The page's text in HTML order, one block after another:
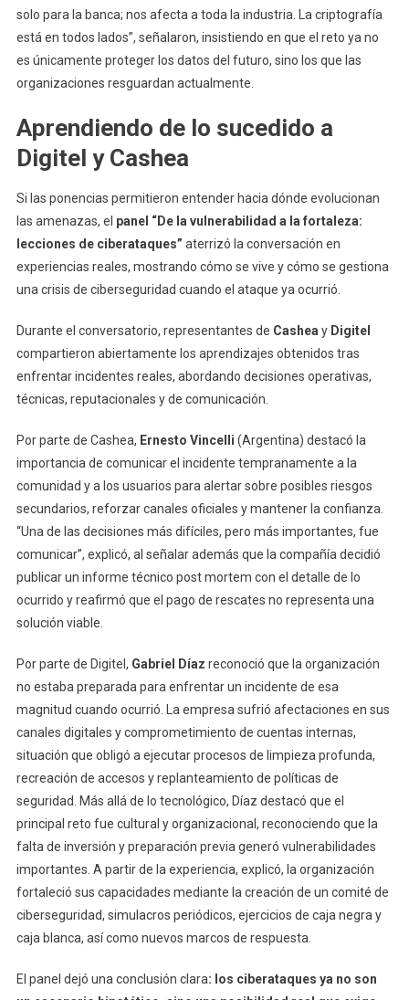
solo para la banca; nos afecta a toda la industria. La criptografía
está en todos lados”, señalaron, insistiendo en que el reto ya no
es únicamente proteger los datos del futuro, sino los que las
organizaciones resguardan actualmente.
Aprendiendo de lo sucedido a
Digitel y Cashea
Si las ponencias permitieron entender hacia dónde evolucionan
las amenazas, el panel “De la vulnerabilidad a la fortaleza:
lecciones de ciberataques” aterrizó la conversación en
experiencias reales, mostrando cómo se vive y cómo se gestiona
una crisis de ciberseguridad cuando el ataque ya ocurrió.
Durante el conversatorio, representantes de Cashea y Digitel
compartieron abiertamente los aprendizajes obtenidos tras
enfrentar incidentes reales, abordando decisiones operativas,
técnicas, reputacionales y de comunicación.
Por parte de Cashea, Ernesto Vincelli (Argentina) destacó la
importancia de comunicar el incidente tempranamente a la
comunidad y a los usuarios para alertar sobre posibles riesgos
secundarios, reforzar canales oficiales y mantener la confianza.
“Una de las decisiones más difíciles, pero más importantes, fue
comunicar”, explicó, al señalar además que la compañía decidió
publicar un informe técnico post mortem con el detalle de lo
ocurrido y reafirmó que el pago de rescates no representa una
solución viable.
Por parte de Digitel, Gabriel Díaz reconoció que la organización
no estaba preparada para enfrentar un incidente de esa
magnitud cuando ocurrió. La empresa sufrió afectaciones en sus
canales digitales y comprometimiento de cuentas internas,
situación que obligó a ejecutar procesos de limpieza profunda,
recreación de accesos y replanteamiento de políticas de
seguridad. Más allá de lo tecnológico, Díaz destacó que el
principal reto fue cultural y organizacional, reconociendo que la
falta de inversión y preparación previa generó vulnerabilidades
importantes. A partir de la experiencia, explicó, la organización
fortaleció sus capacidades mediante la creación de un comité de
ciberseguridad, simulacros periódicos, ejercicios de caja negra y
caja blanca, así como nuevos marcos de respuesta.
El panel dejó una conclusión clara: los ciberataques ya no son